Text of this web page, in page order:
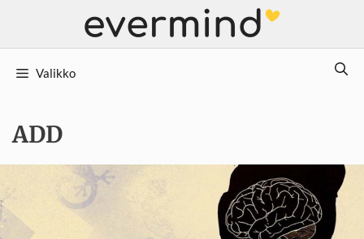
Valikko
ADD